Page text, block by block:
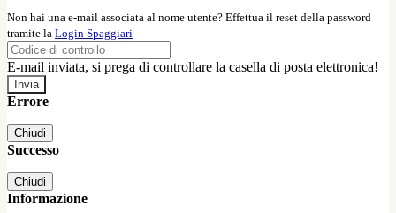
Non hai una e-mail associata al nome utente? Effettua il reset della password
tramite la Login Spaggiari
E-mail inviata, si prega di controllare la casella di posta elettronica!
Errore
Chiudi
Successo
Chiudi
Informazione